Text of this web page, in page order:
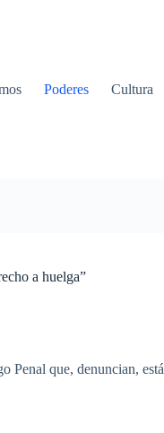
Poderes Cultura
a huelga”
Penal que, denuncian, está